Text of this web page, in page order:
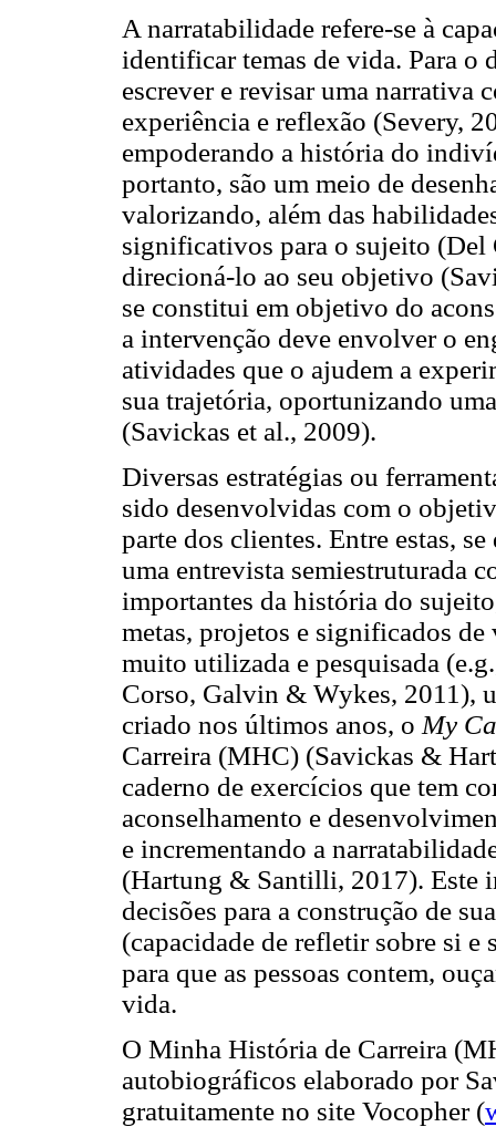
A narratabilidade refere-se à
identificar temas de vida. Para o
escrever e revisar uma narrativa
experiência e reflexão (Severy,
empoderando a história do
portanto, são um meio de
valorizando, além das
significativos para o sujeito (Del
direcioná-lo ao seu objetivo
se constitui em objetivo do
a intervenção deve envolver o
atividades que o ajudem a
sua trajetória, oportunizando
(Savickas et al., 2009).
Diversas estratégias ou
sido desenvolvidas com o
parte dos clientes. Entre estas, se
uma entrevista semiestruturada
importantes da história do
metas, projetos e significados
muito utilizada e pesquisada
Corso, Galvin & Wykes, 2011),
criado nos últimos anos, o My
Carreira (MHC) (Savickas &
caderno de exercícios que tem
aconselhamento e
e incrementando a
(Hartung & Santilli, 2017). Este
decisões para a construção de
(capacidade de refletir sobre si
para que as pessoas contem,
vida.
O Minha História de Carreira
autobiográficos elaborado por
gratuitamente no site Vocopher (